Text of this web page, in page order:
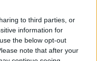
to third parties, or
information for
the below opt-out
note that after your